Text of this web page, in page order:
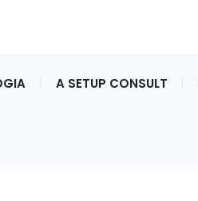
A SETUP CONSULT